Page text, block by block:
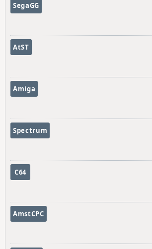
SegaGG
AtST
Amiga
Spectrum
C64
AmstCPC